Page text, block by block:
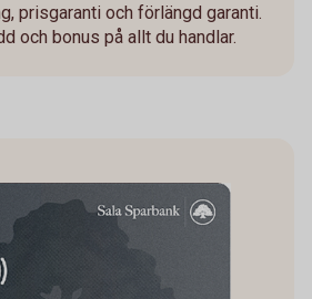
prisgaranti och förlängd garanti.
och bonus på allt du handlar.